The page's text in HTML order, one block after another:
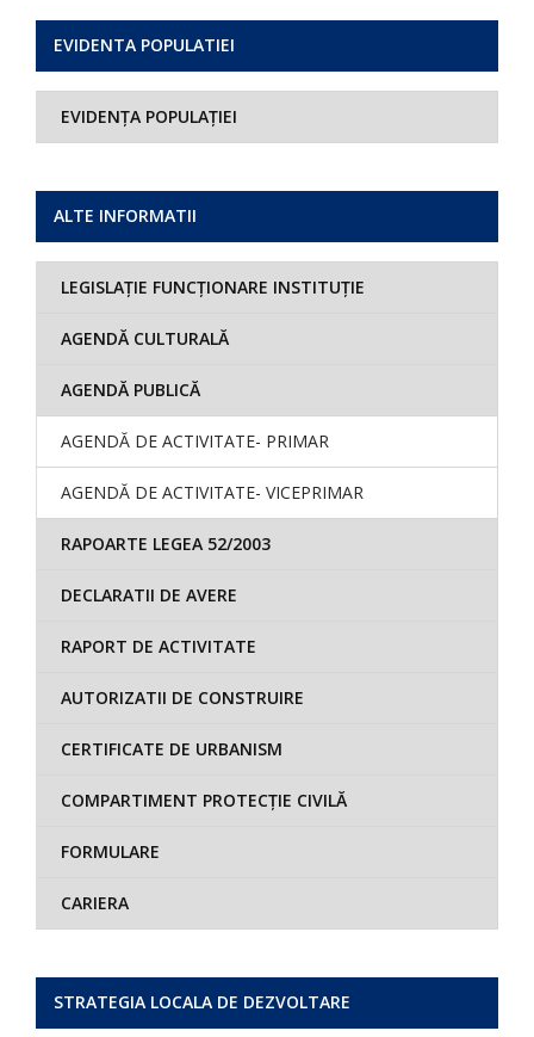
EVIDENTA POPULATIEI
EVIDENȚA POPULAȚIEI
ALTE INFORMATII
LEGISLAȚIE FUNCȚIONARE INSTITUȚIE
AGENDĂ CULTURALĂ
AGENDĂ PUBLICĂ
AGENDĂ DE ACTIVITATE- PRIMAR
AGENDĂ DE ACTIVITATE- VICEPRIMAR
RAPOARTE LEGEA 52/2003
DECLARATII DE AVERE
RAPORT DE ACTIVITATE
AUTORIZATII DE CONSTRUIRE
CERTIFICATE DE URBANISM
COMPARTIMENT PROTECȚIE CIVILĂ
FORMULARE
CARIERA
STRATEGIA LOCALA DE DEZVOLTARE